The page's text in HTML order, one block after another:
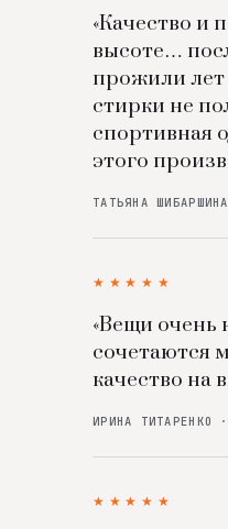
«Качество и
высоте…
прожили лет
стирки не
спортивная
этого
ТАТЬЯНА
★★★★★
«Вещи очень
сочетаются
качество на
ИРИНА ТИТАРЕНКО
★★★★★